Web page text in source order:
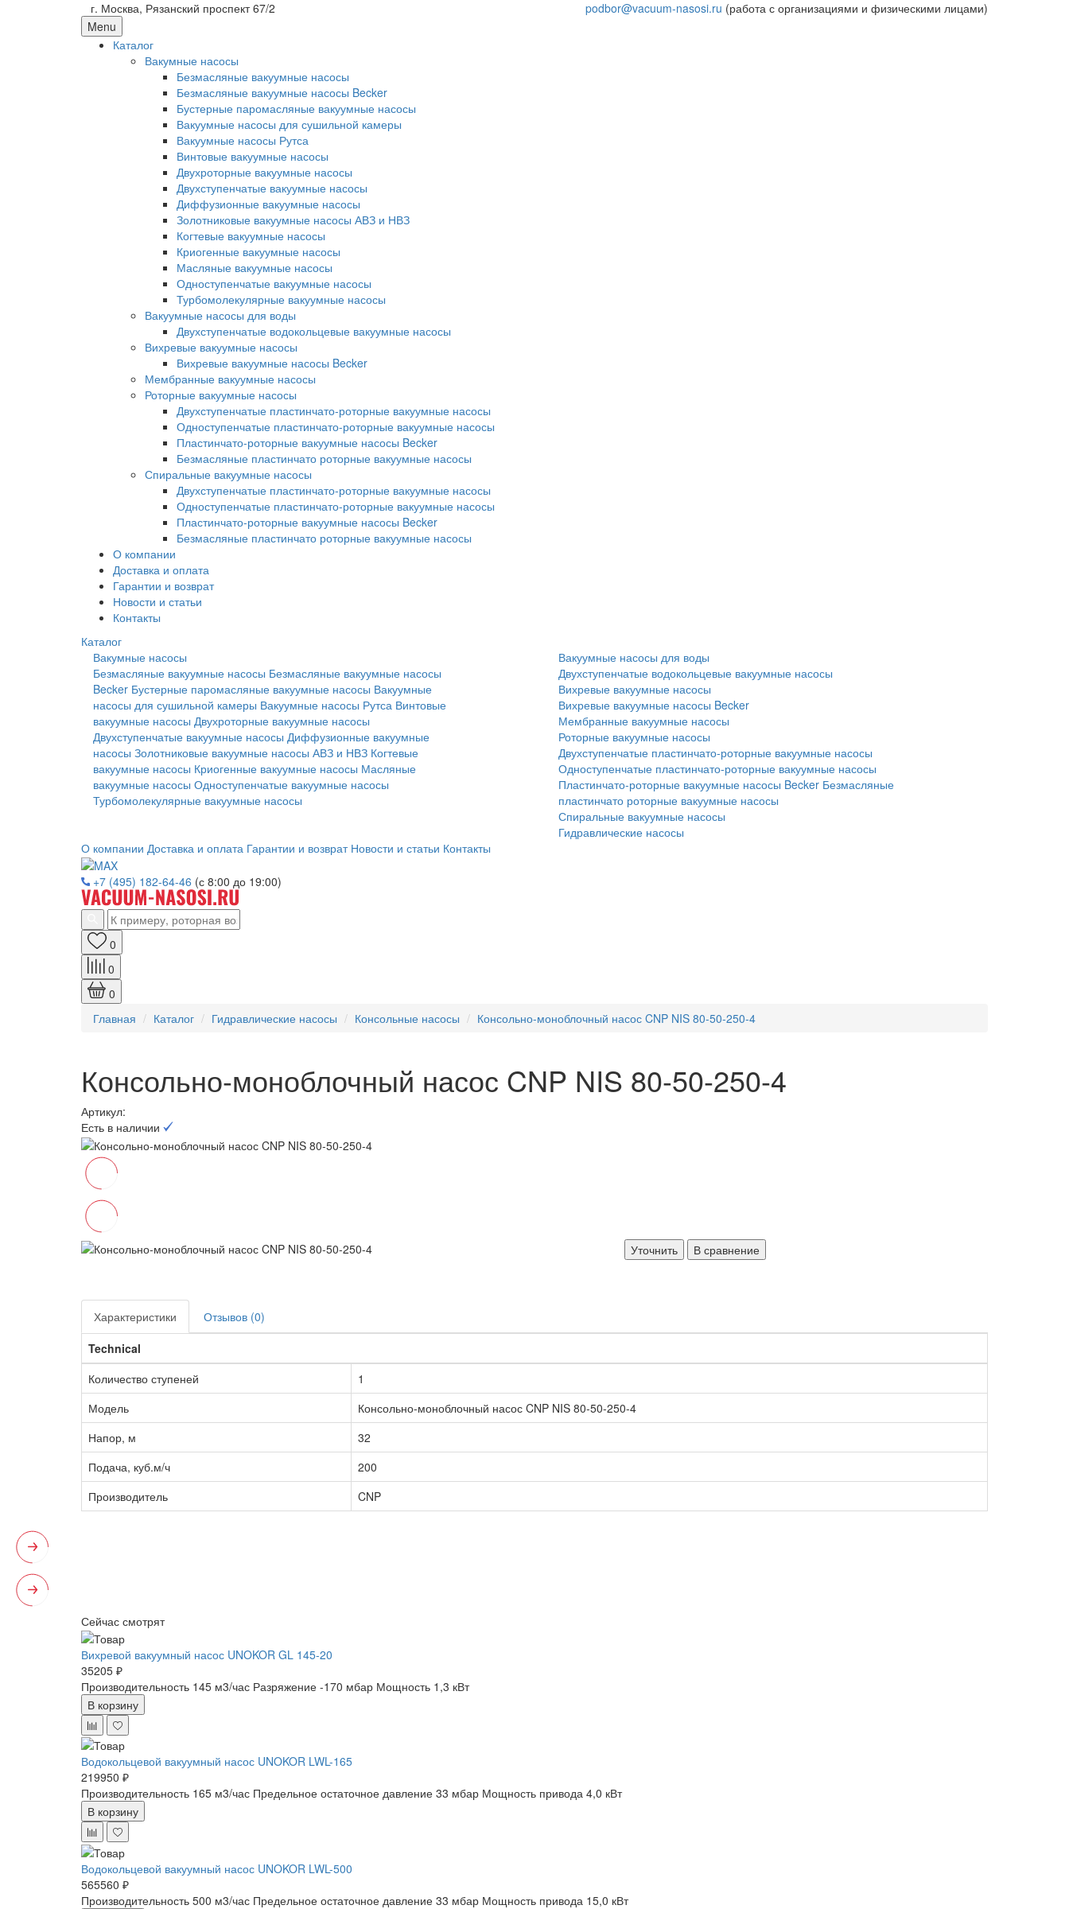
г. Москва, Рязанский проспект 67/2 podbor@vacuum-nasosi.ru (работа с организациями и физическими лицами)
Menu
Каталог
Вакумные насосы
Безмасляные вакуумные насосы
Безмасляные вакуумные насосы Becker
Бустерные паромасляные вакуумные насосы
Вакуумные насосы для сушильной камеры
Вакуумные насосы Рутса
Винтовые вакуумные насосы
Двухроторные вакуумные насосы
Двухступенчатые вакуумные насосы
Диффузионные вакуумные насосы
Золотниковые вакуумные насосы АВЗ и НВЗ
Когтевые вакуумные насосы
Криогенные вакуумные насосы
Масляные вакуумные насосы
Одноступенчатые вакуумные насосы
Турбомолекулярные вакуумные насосы
Вакуумные насосы для воды
Двухступенчатые водокольцевые вакуумные насосы
Вихревые вакуумные насосы
Вихревые вакуумные насосы Becker
Мембранные вакуумные насосы
Роторные вакуумные насосы
Двухступенчатые пластинчато-роторные вакуумные насосы
Одноступенчатые пластинчато-роторные вакуумные насосы
Пластинчато-роторные вакуумные насосы Becker
Безмасляные пластинчато роторные вакуумные насосы
Спиральные вакуумные насосы
Двухступенчатые пластинчато-роторные вакуумные насосы
Одноступенчатые пластинчато-роторные вакуумные насосы
Пластинчато-роторные вакуумные насосы Becker
Безмасляные пластинчато роторные вакуумные насосы
О компании
Доставка и оплата
Гарантии и возврат
Новости и статьи
Контакты
Каталог
Вакумные насосы
Безмасляные вакуумные насосы Безмасляные вакуумные насосы
Becker Бустерные паромасляные вакуумные насосы Вакуумные
насосы для сушильной камеры Вакуумные насосы Рутса Винтовые
вакуумные насосы Двухроторные вакуумные насосы
Двухступенчатые вакуумные насосы Диффузионные вакуумные
насосы Золотниковые вакуумные насосы АВЗ и НВЗ Когтевые
вакуумные насосы Криогенные вакуумные насосы Масляные
вакуумные насосы Одноступенчатые вакуумные насосы
Турбомолекулярные вакуумные насосы
Вакуумные насосы для воды
Двухступенчатые водокольцевые вакуумные насосы
Вихревые вакуумные насосы
Вихревые вакуумные насосы Becker
Мембранные вакуумные насосы
Роторные вакуумные насосы
Двухступенчатые пластинчато-роторные вакуумные насосы
Одноступенчатые пластинчато-роторные вакуумные насосы
Пластинчато-роторные вакуумные насосы Becker Безмасляные
пластинчато роторные вакуумные насосы
Спиральные вакуумные насосы
Гидравлические насосы
О компании Доставка и оплата Гарантии и возврат Новости и статьи Контакты
+7 (495) 182-64-46 (с 8:00 до 19:00)
0
0
0
Главная
Каталог Гидравлические насосы Консольные насосы Консольно-моноблочный насос CNP NIS 80-50-250-4
Консольно-моноблочный насос CNP NIS 80-50-250-4
Артикул:
Есть в наличии
Уточнить В сравнение
Характеристики
Отзывов (0)
Technical
Количество ступеней
1
Модель
Консольно-моноблочный насос CNP NIS 80-50-250-4
Напор, м
32
Подача, куб.м/ч
200
Производитель
CNP
Сейчас смотрят
Вихревой вакуумный насос UNOKOR GL 145-20
35205 ₽
Производительность 145 м3/час Разряжение -170 мбар Мощность 1,3 кВт
В корзину
Водокольцевой вакуумный насос UNOKOR LWL-165
219950 ₽
Производительность 165 м3/час Предельное остаточное давление 33 мбар Мощность привода 4,0 кВт
В корзину
Водокольцевой вакуумный насос UNOKOR LWL-500
565560 ₽
Производительность 500 м3/час Предельное остаточное давление 33 мбар Мощность привода 15,0 кВт